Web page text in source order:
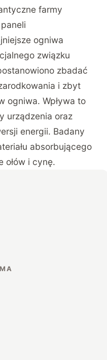
farmy
ogniwa
związku
zbadać
i zbyt
ogniwa. Wpływa to
urządzenia oraz
energii. Badany
absorbującego
ołów i cynę.